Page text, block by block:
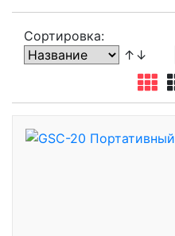
Сортировка:
↑↓